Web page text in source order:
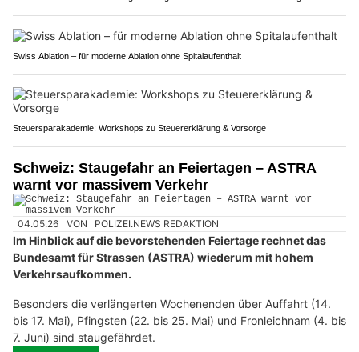
Swiss Ablation – für moderne Ablation ohne Spitalaufenthalt
Steuersparakademie: Workshops zu Steuererklärung & Vorsorge
Schweiz: Staugefahr an Feiertagen – ASTRA
warnt vor massivem Verkehr
04.05.26 VON POLIZEI.NEWS REDAKTION
Im Hinblick auf die bevorstehenden Feiertage rechnet das
Bundesamt für Strassen (ASTRA) wiederum mit hohem
Verkehrsaufkommen.
Besonders die verlängerten Wochenenden über Auffahrt (14.
bis 17. Mai), Pfingsten (22. bis 25. Mai) und Fronleichnam (4. bis
7. Juni) sind staugefährdet.